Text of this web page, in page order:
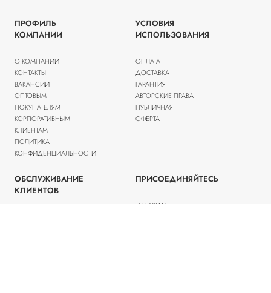
ПРОФИЛЬ
КОМПАНИИ
О КОМПАНИИ
КОНТАКТЫ
ВАКАНСИИ
ОПТОВЫМ
ПОКУПАТЕЛЯМ
КОРПОРАТИВНЫМ
КЛИЕНТАМ
ПОЛИТИКА
КОНФИДЕНЦИАЛЬНОСТИ
УСЛОВИЯ
ИСПОЛЬЗОВАНИЯ
ОПЛАТА
ДОСТАВКА
ГАРАНТИЯ
АВТОРСКИЕ ПРАВА
ПУБЛИЧНАЯ
ОФЕРТА
ОБСЛУЖИВАНИЕ
КЛИЕНТОВ
ПРИСОЕДИНЯЙТЕСЬ
TELEGRAM